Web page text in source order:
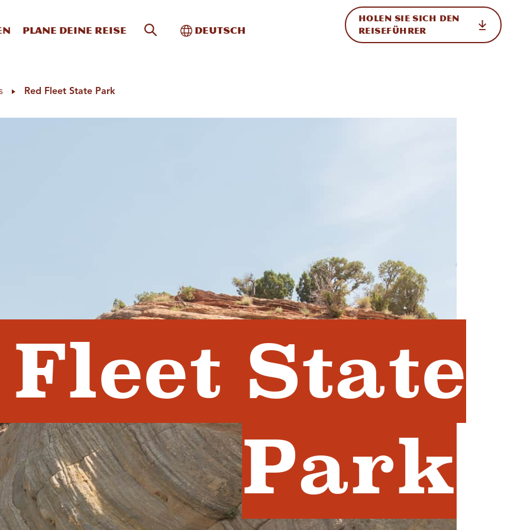
Plane deine Reise Website-Suche
Toggle International
Deutsch
HOLEN SIE SICH DEN
REISEFÜHRER
Red Fleet State Park
State
Park